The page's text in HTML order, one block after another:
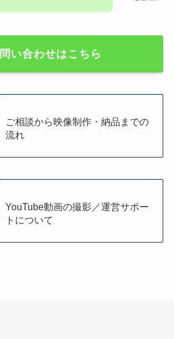
い合わせはこちら
ご相談から映像制作・納品までの
流れ
YouTube動画の撮影／運営サポー
トについて